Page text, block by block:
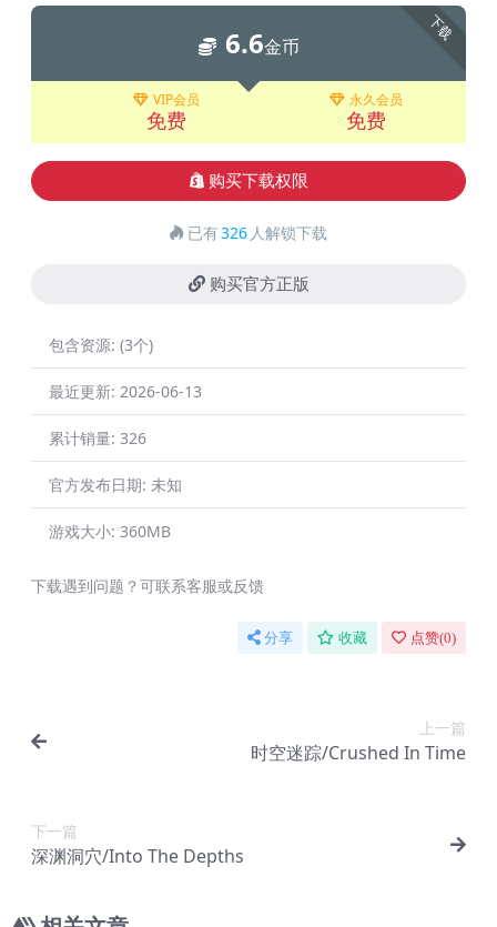
下载
6.6金币
VIP会员
免费
永久会员
免费
购买下载权限
已有326 人解锁下载
购买官方正版
包含资源: (3个)
最近更新: 2026-06-13
累计销量: 326
官方发布日期: 未知
游戏大小: 360MB
下载遇到问题？可联系客服或反馈
分享 收藏 点赞(0)
上一篇
时空迷踪/Crushed In Time
下一篇
深渊洞穴/Into The Depths